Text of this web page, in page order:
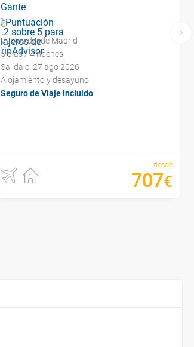
Gante
Vuelos desde Madrid
5 días / 4 noches
Salida el 27 ago 2026
Alojamiento y desayuno
Seguro de Viaje Incluido
desde
707€